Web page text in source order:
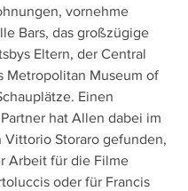
vornehme
Bars, das großzügige
Eltern, der Central
Metropolitan Museum of
Einen
hat Allen dabei im
Vittorio Storaro gefunden,
Arbeit für die Filme
oder für Francis